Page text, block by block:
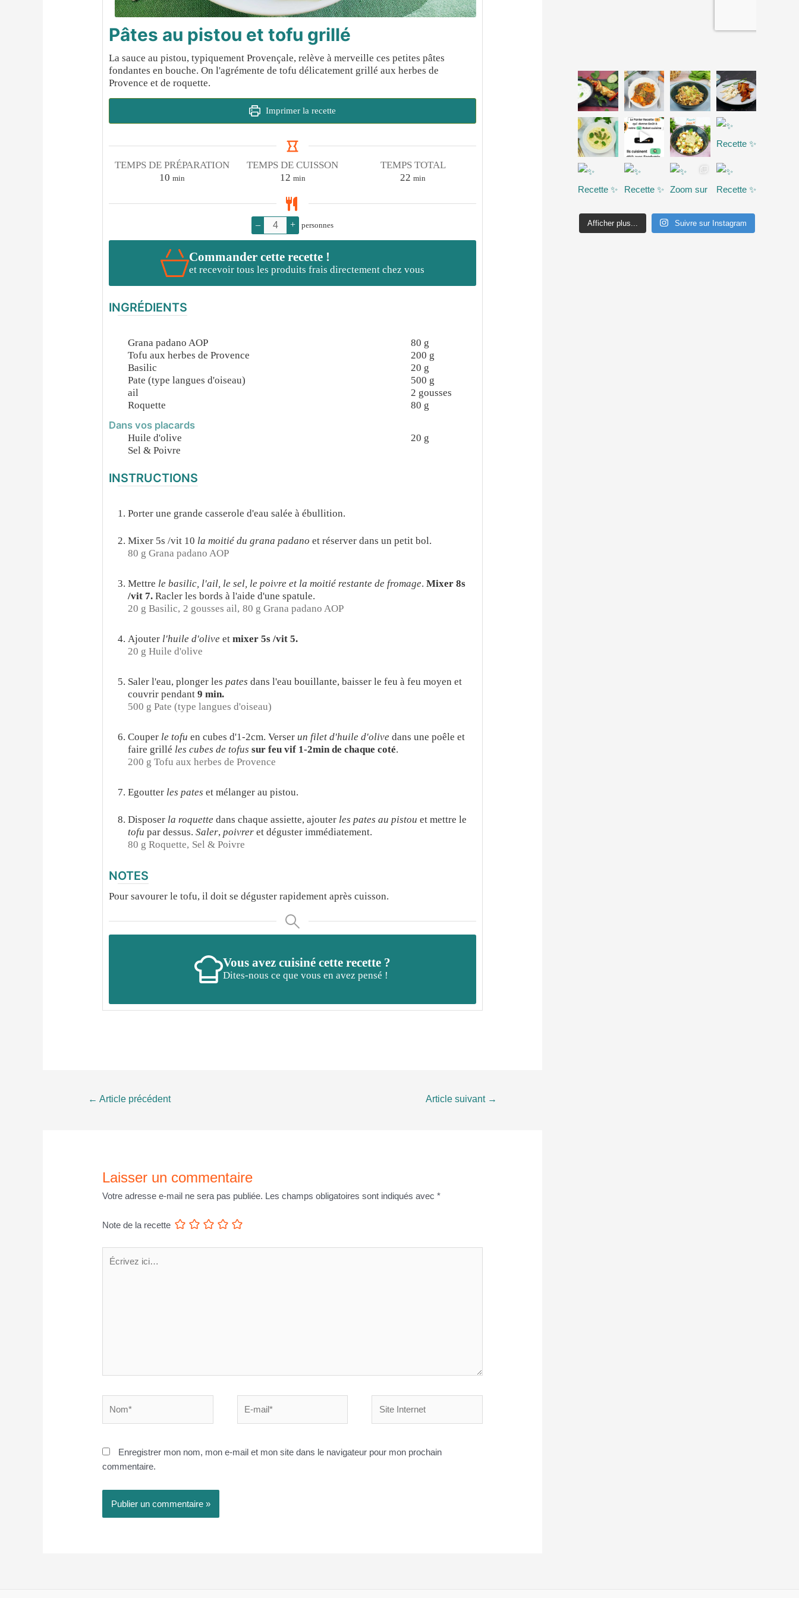
Pâtes au pistou et tofu grillé
La sauce au pistou, typiquement Provençale, relève à merveille ces petites pâtes
fondantes en bouche. On l'agrémente de tofu délicatement grillé aux herbes de
Provence et de roquette.
Imprimer la recette
TEMPS DE PRÉPARATION
10minutes
min
TEMPS DE CUISSON
12minutes
min
TEMPS TOTAL
22 minutes
min
– + personnes
Commander cette recette !
et recevoir tous les produits frais directement chez vous
INGRÉDIENTS
Grana padano AOP 80 g
Tofu aux herbes de Provence
200 g
Basilic
20 g
Pate (type langues d'oiseau)
500 g
ail
2 gousses
Roquette
80 g
Dans vos placards
Huile d'olive 20 g
Sel & Poivre
INSTRUCTIONS
Porter une grande casserole d'eau salée à ébullition.
Mixer 5s /vit 10 la moitié du grana padano et réserver dans un petit bol.
80 g Grana padano AOP
Mettre le basilic, l'ail, le sel, le poivre et la moitié restante de fromage.Mixer 8s
/vit 7.Racler les bords à l'aide d'une spatule.
20 g Basilic, 2 gousses ail, 80 g Grana padano AOP
Ajouter l'huile d'olive etmixer 5s /vit 5.
20 g Huile d'olive
Saler l'eau, plonger les patesdans l'eau bouillante, baisser le feu à feu moyen et
couvrir pendant9 min.
500 g Pate (type langues d'oiseau)
Couper le tofu en cubes d'1-2cm. Verserun filet d'huile d'olive dans une poêle et
faire grillé les cubes de tofus sur feu vif 1-2min de chaque coté.
200 g Tofu aux herbes de Provence
Egoutter les pates et mélanger au pistou.
Disposer la roquette dans chaque assiette, ajouter les pates au pistou et mettre le
tofu par dessus.Saler, poivreret déguster immédiatement.
80 g Roquette, Sel & Poivre
NOTES
Pour savourer le tofu, il doit se déguster rapidement après cuisson.
Vous avez cuisiné cette recette ?
Dites-nous ce que vous en avez pensé !
Navigation
← Article précédent Article suivant →
Laisser un commentaire
Votre adresse e-mail ne sera pas publiée. Les champs obligatoires sont indiqués avec*
Note de la recette
ici…
mail*
Internet
Enregistrer mon nom, mon e-mail et mon site dans le navigateur pour mon prochain
commentaire.
Afficher plus... Suivre sur Instagram